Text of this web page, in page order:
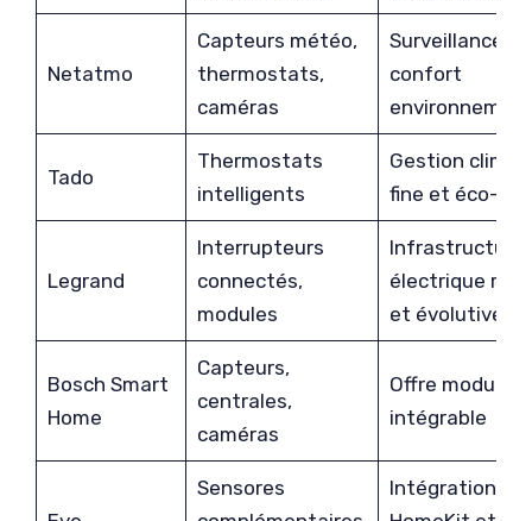
Netatmo
Capteurs météo,
thermostats,
caméras
Surveillance et
confort
Tado
Thermostats
intelligents
Gestion
fine et éco-
Legrand
Interrupteurs
connectés,
modules
Infrastructure
électrique
et évolutive
Bosch Smart
Home
Capteurs,
centrales,
caméras
Offre
intégrable
Sensores
Intégration